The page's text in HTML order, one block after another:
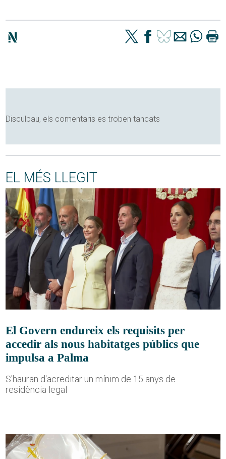
Disculpau, els comentaris es troben tancats
EL MÉS LLEGIT
El Govern endureix els requisits per
accedir als nous habitatges públics que
impulsa a Palma
S'hauran d'acreditar un mínim de 15 anys de
residència legal